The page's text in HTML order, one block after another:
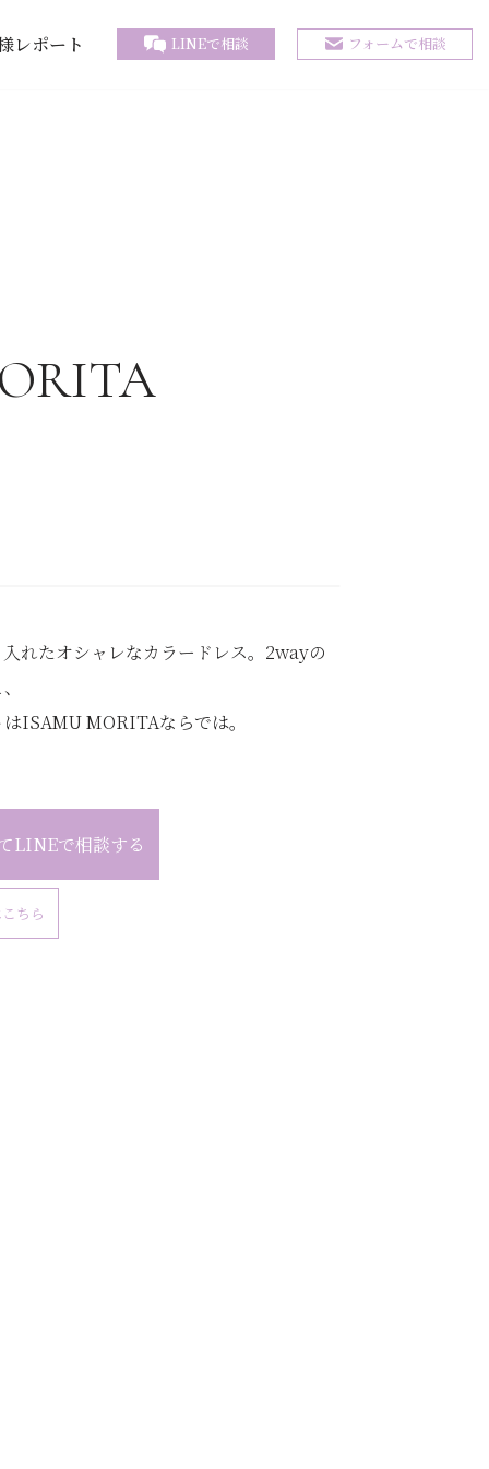
レポート LINEで相談 フォームで相談
れたオシャレなカラードレス。2wayの
ISAMU MORITAならでは。
LINEで相談する
ちら